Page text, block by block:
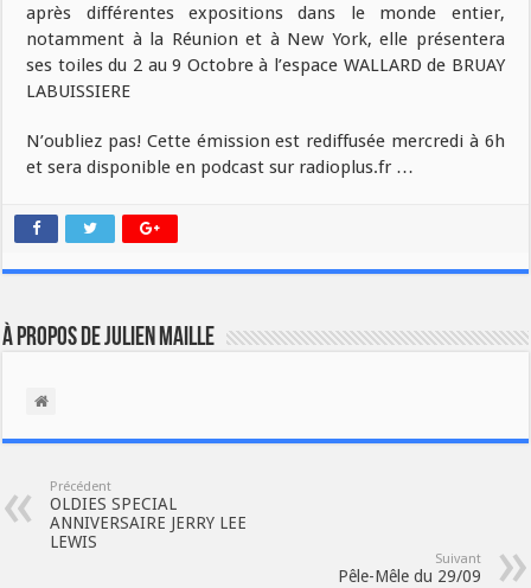
après différentes expositions dans le monde entier,
notamment à la Réunion et à New York, elle présentera
ses toiles du 2 au 9 Octobre à l’espace WALLARD de BRUAY
LABUISSIERE
N’oubliez pas! Cette émission est rediffusée mercredi à 6h
et sera disponible en podcast sur radioplus.fr …
À propos de Julien Maille
Précédent
OLDIES SPECIAL
ANNIVERSAIRE JERRY LEE
LEWIS
Suivant
Pêle-Mêle du 29/09